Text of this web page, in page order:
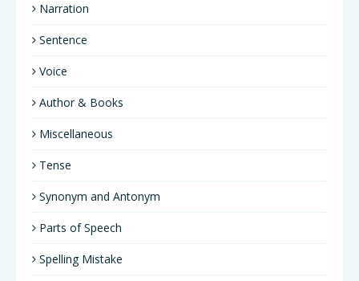
Narration
Sentence
Voice
Author & Books
Miscellaneous
Tense
Synonym and Antonym
Parts of Speech
Spelling Mistake